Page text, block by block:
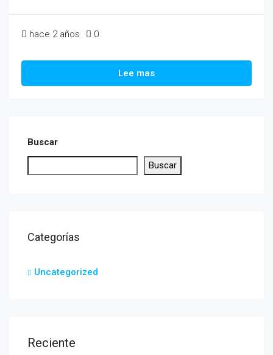
hace 2 años 0
Lee mas
Buscar
Buscar
Categorías
Uncategorized
Reciente